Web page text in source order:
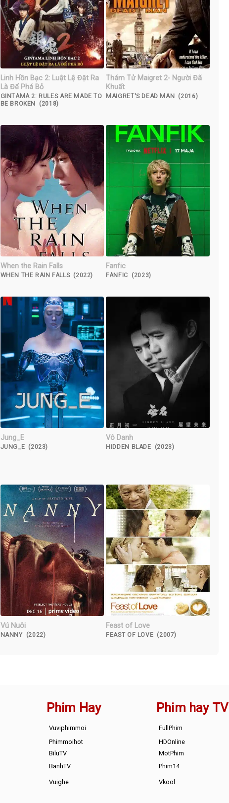
Linh Hồn Bạc 2: Luật Lệ Đặt Ra
Là Để Phá Bỏ
GINTAMA 2: RULES ARE MADE TO
BE BROKEN (2018)
Thám Tử Maigret 2- Người Đã
Khuất
MAIGRET'S DEAD MAN (2016)
When the Rain Falls
WHEN THE RAIN FALLS (2022)
Fanfic
FANFIC (2023)
Jung_E
JUNG_E (2023)
Vô Danh
HIDDEN BLADE (2023)
Vú Nuôi
NANNY (2022)
Feast of Love
FEAST OF LOVE (2007)
Phim Hay
Vuviphimmoi
Phimmoihot
BiluTV
BanhTV
Vuighe
Phim hay TV
FullPhim
HDOnline
MotPhim
Phim14
Vkool